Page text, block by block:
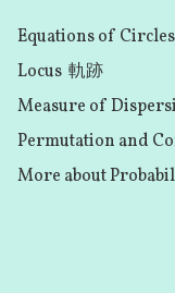
Equations of
Locus  軌跡
Measure of
Permutation and
More about